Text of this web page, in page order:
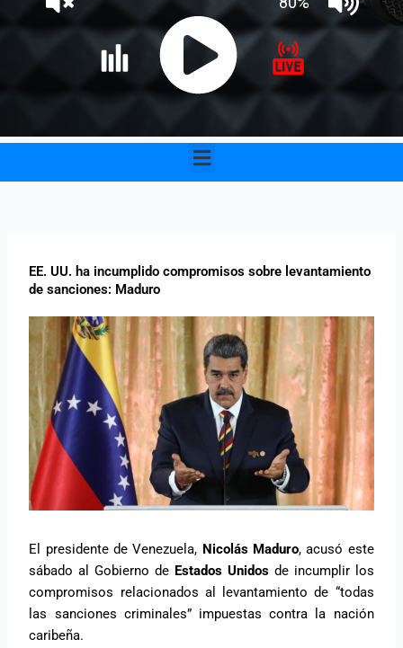
Menu
EE. UU. ha incumplido compromisos sobre levantamiento
de sanciones: Maduro
El presidente de Venezuela, Nicolás Maduro, acusó este
sábado al Gobierno de Estados Unidos de incumplir los
compromisos relacionados al levantamiento de “todas
las sanciones criminales” impuestas contra la nación
caribeña.